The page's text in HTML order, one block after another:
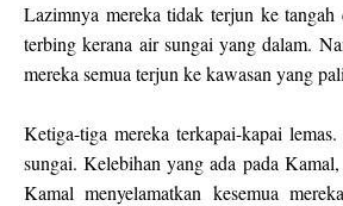
Lazimnya mereka tidak terjun ke
terbing kerana air sungai yang dalam.
mereka semua terjun ke kawasan yang
Ketiga-tiga mereka terkapai-kapai
sungai. Kelebihan yang ada pada
Kamal menyelamatkan kesemua